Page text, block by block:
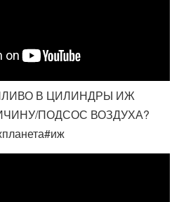
В ЦИЛИНДРЫ ИЖ
ПОДСОС ВОЗДУХА?